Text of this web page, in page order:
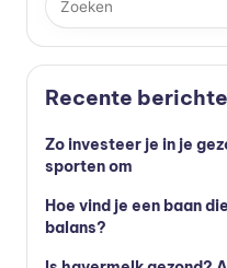
Recente
Zo investeer je in je
sporten om
Hoe vind je een baan
balans?